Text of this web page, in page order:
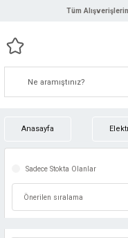
Tüm
Anasayfa
Sadece Stokta Olanlar